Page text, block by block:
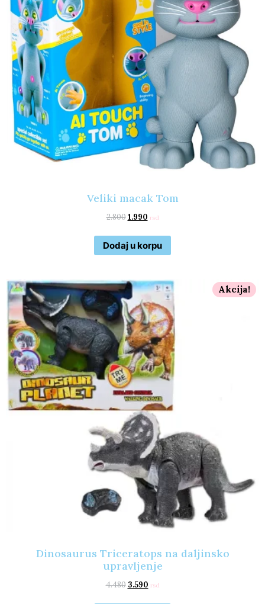
Veliki macak Tom
2.800 1.990 rsd
Dodaj u korpu
Akcija!
Dinosaurus Triceratops na daljinsko
upravljenje
4.480 3.590 rsd